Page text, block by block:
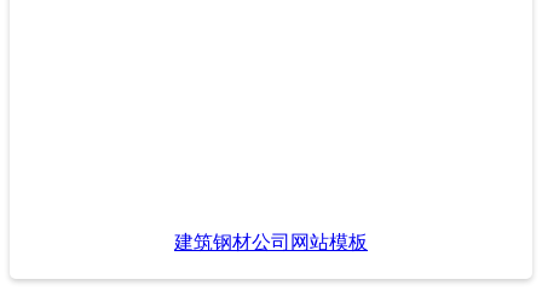
建筑钢材公司网站模板